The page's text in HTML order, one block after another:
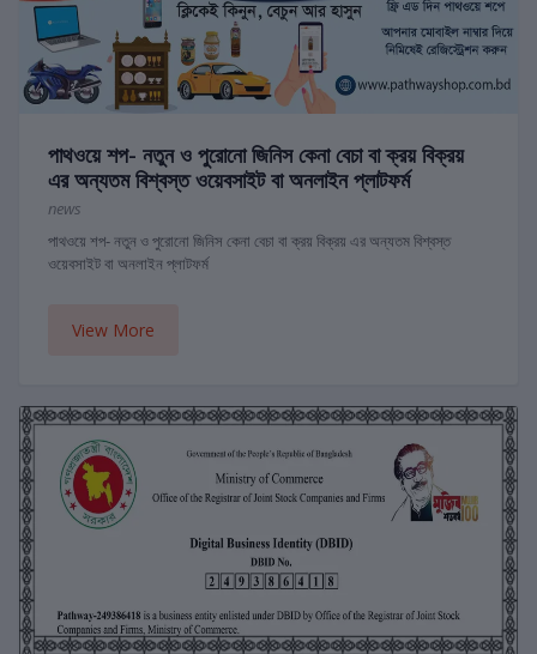
পাথওয়ে শপ- নতুন ও পুরোনো জিনিস কেনা বেচা বা ক্রয় বিক্রয়
এর অন্যতম বিশ্বস্ত ওয়েবসাইট বা অনলাইন প্লাটফর্ম
news
পাথওয়ে শপ- নতুন ও পুরোনো জিনিস কেনা বেচা বা ক্রয় বিক্রয় এর অন্যতম বিশ্বস্ত
ওয়েবসাইট বা অনলাইন প্লাটফর্ম
View More